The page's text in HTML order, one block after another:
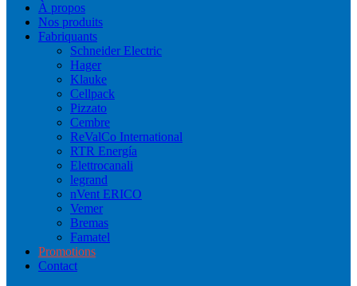
À propos
Nos produits
Fabriquants
Schneider Electric
Hager
Klauke
Cellpack
Pizzato
Cembre
ReValCo International
RTR Energía
Elettrocanali
legrand
nVent ERICO
Vemer
Bremas
Famatel
Promotions
Contact